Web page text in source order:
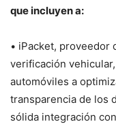
que incluyen a:
• iPacket, proveedor
verificación
automóviles a
transparencia de los
sólida integración